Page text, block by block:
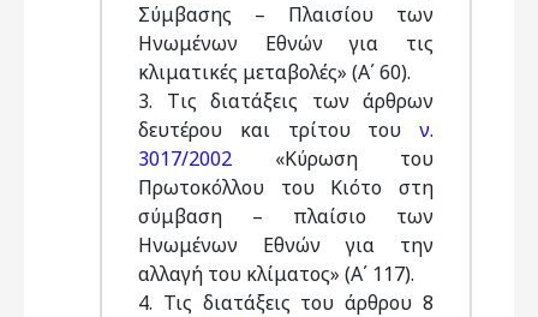
Σύμβασης – Πλαισίου των
Ηνωμένων Εθνών για τις
κλιματικές μεταβολές» (Α΄ 60).
3. Tις διατάξεις των άρθρων
δευτέρου και τρίτου του ν.
3017/2002 «Κύρωση του
Πρωτοκόλλου του Κιότο στη
σύμβαση – πλαίσιο των
Ηνωμένων Εθνών για την
αλλαγή του κλίματος» (Α΄ 117).
4. Τις διατάξεις του άρθρου 8